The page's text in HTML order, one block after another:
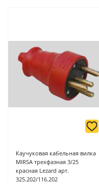
Каучуковая кабельная вилка
MIRSA трехфазная 3/25
красная Lezard арт.
325.202/116.202